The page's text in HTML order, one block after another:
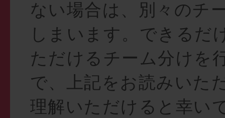
ない場合は、別々のチ
しまいます。できるだ
ただけるチーム分けを
で、上記をお読みいた
理解いただけると幸い